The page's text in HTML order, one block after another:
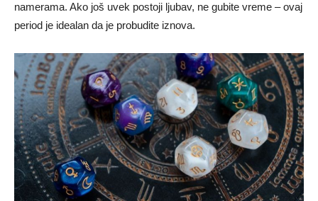
namerama. Ako još uvek postoji ljubav, ne gubite vreme – ovaj
period je idealan da je probudite iznova.